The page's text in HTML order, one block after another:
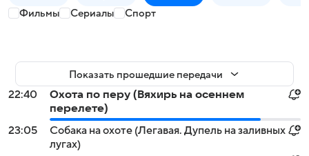
Фильмы Сериалы Спорт
Показать прошедшие передачи
22:40
Охота по перу (Вяхирь на осеннем
перелете)
23:05
Собака на охоте (Легавая. Дупель на заливных
лугах)